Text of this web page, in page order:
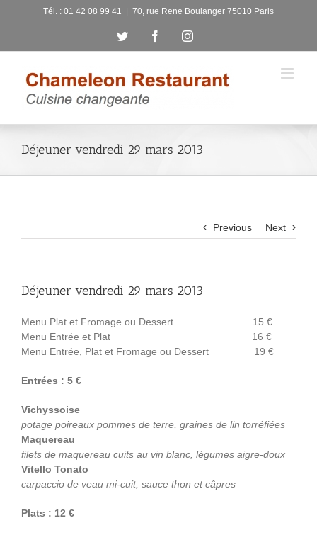
to
Tél. : 01 42 08 99 41 70, rue Rene Boulanger 75010 Paris
Twitter FacebookInstagram
Déjeuner vendredi 29 mars 2013
Previous Next
Déjeuner vendredi 29 mars 2013
Menu Plat et Fromage ou Dessert 15 €
Menu Entrée et Plat 16 €
Menu Entrée, Plat et Fromage ou Dessert 19 €
Entrées : 5 €
Vichyssoise
potage poireaux pommes de terre, graines de lin torréfiées
Maquereau
filets de maquereau cuits au vin blanc, légumes aigre-doux
Vitello Tonato
carpaccio de veau mi-cuit, sauce thon et câpres
Plats : 12 €